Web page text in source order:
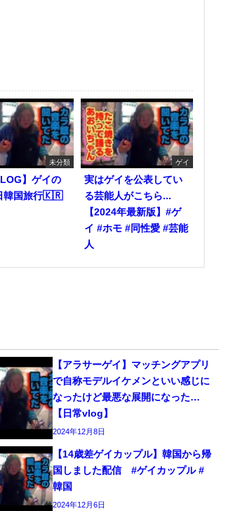
未分類
】ゲイの
韓国旅行🇰🇷
ゲイ
実はゲイを公表してい
る芸能人がこちら...
【2024年最新版】#ゲ
イ #ホモ #同性愛 #芸能
人
【アラサーゲイ】マッチングアプリ
で自称モデルイケメンといい感じに
なったけど最悪な展開になった…
【日常vlog】
2024年12月8日
【14歳差ゲイカップル】韓国から帰
国しました配信 #ゲイカップル #
韓国
2024年12月6日